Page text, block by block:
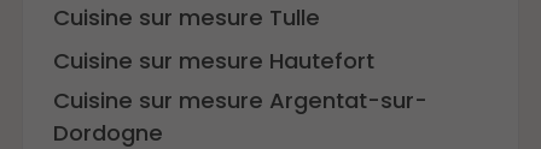
Cuisine sur mesure Tulle
Cuisine sur mesure Hautefort
Cuisine sur mesure Argentat-sur-
Dordogne